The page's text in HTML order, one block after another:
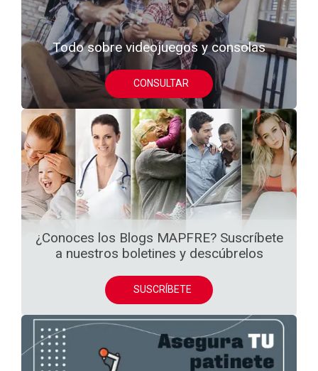
Todo sobre videojuegos y consolas
CONSULTAR
¿Conoces los Blogs MAPFRE? Suscríbete
a nuestros boletines y descúbrelos
SUSCRÍBETE